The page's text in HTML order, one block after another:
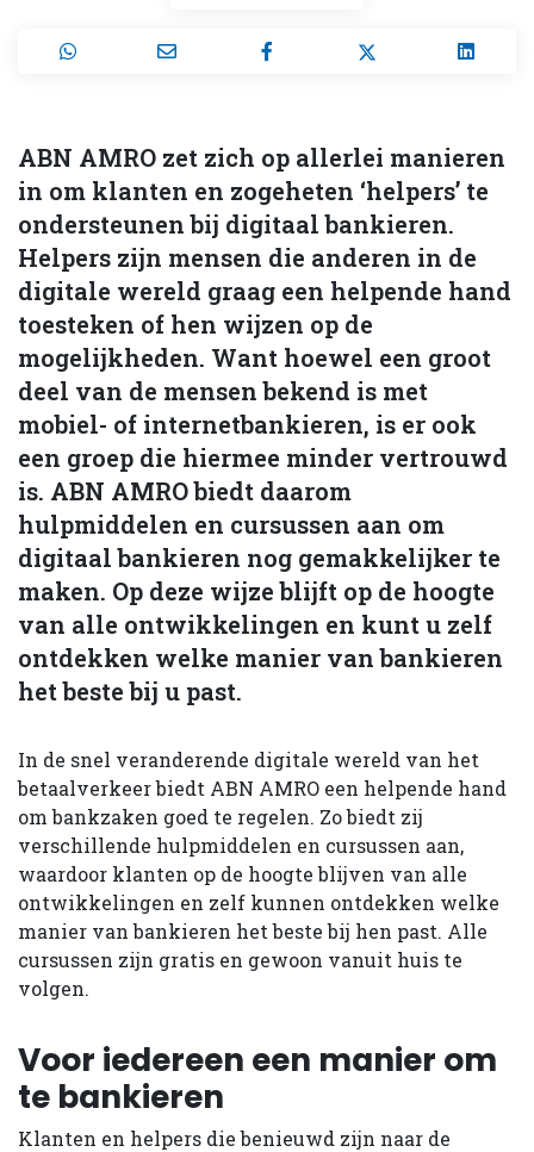
ABN AMRO zet zich op allerlei manieren
in om klanten en zogeheten ‘helpers’ te
ondersteunen bij digitaal bankieren.
Helpers zijn mensen die anderen in de
digitale wereld graag een helpende hand
toesteken of hen wijzen op de
mogelijkheden. Want hoewel een groot
deel van de mensen bekend is met
mobiel- of internetbankieren, is er ook
een groep die hiermee minder vertrouwd
is. ABN AMRO biedt daarom
hulpmiddelen en cursussen aan om
digitaal bankieren nog gemakkelijker te
maken. Op deze wijze blijft op de hoogte
van alle ontwikkelingen en kunt u zelf
ontdekken welke manier van bankieren
het beste bij u past.
In de snel veranderende digitale wereld van het
betaalverkeer biedt ABN AMRO een helpende hand
om bankzaken goed te regelen. Zo biedt zij
verschillende hulpmiddelen en cursussen aan,
waardoor klanten op de hoogte blijven van alle
ontwikkelingen en zelf kunnen ontdekken welke
manier van bankieren het beste bij hen past. Alle
cursussen zijn gratis en gewoon vanuit huis te
volgen.
Voor iedereen een manier om
te bankieren
Klanten en helpers die benieuwd zijn naar de